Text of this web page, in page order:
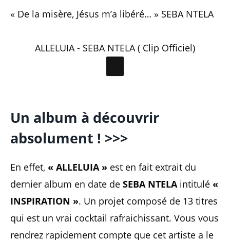
« De la misère, Jésus m’a libéré… » SEBA NTELA
ALLELUIA - SEBA NTELA ( Clip Officiel)
Un album à découvrir
absolument ! >>>
En effet, « ALLELUIA » est en fait extrait du
dernier album en date de SEBA NTELAintitulé «
INSPIRATION ». Un projet composé de 13 titres
qui est un vrai cocktail rafraichissant. Vous vous
rendrez rapidement compte que cet artiste a le